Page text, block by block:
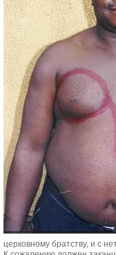
церковному братству, и с